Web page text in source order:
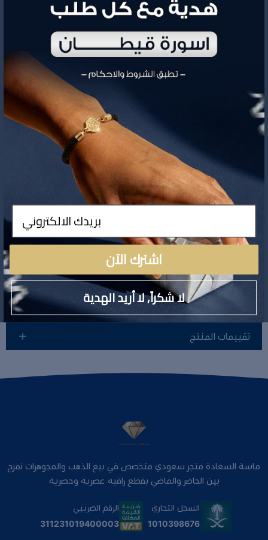
8,774.50
لا توجد تفاصيل لهذا المنتج
تقييمات المنتج
ماسة السعادة متجر سعودي متخصص في بيع الذهب والمجوهرات نمزج
بين الحاضر والماضي بقطع راقيه عصرية وحصرية
السجل التجاري
1010398676
الرقم الضريبي
311231019400003
ادخال
اشترك الآن
لا شكراً, لا أريد الهدية